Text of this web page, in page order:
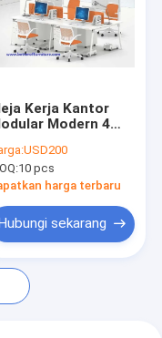
Kerja Kantor
Modern 4
Cubicle warna
USD200
10 pcs
harga terbaru
sekarang